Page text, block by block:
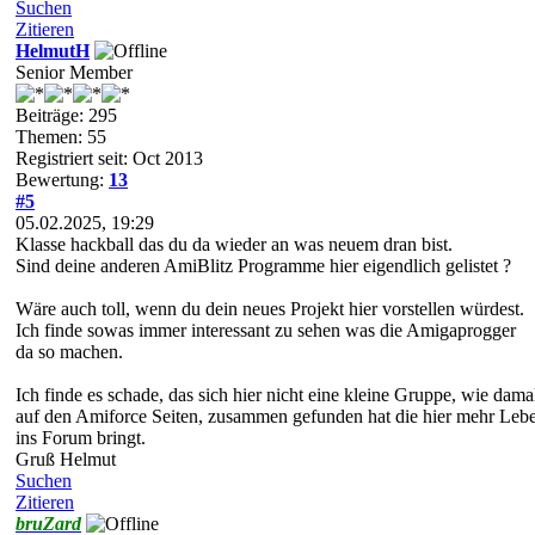
Suchen
Zitieren
HelmutH
Senior Member
Beiträge: 295
Themen: 55
Registriert seit: Oct 2013
Bewertung: 13
#5
05.02.2025, 19:29
Klasse hackball das du da wieder an was neuem dran bist.
Sind deine anderen AmiBlitz Programme hier eigendlich gelistet ?
Wäre auch toll, wenn du dein neues Projekt hier vorstellen würdest.
Ich finde sowas immer interessant zu sehen was die Amigaprogger
da so machen.
Ich finde es schade, das sich hier nicht eine kleine Gruppe, wie
auf den Amiforce Seiten, zusammen gefunden hat die hier mehr
ins Forum bringt.
Gruß Helmut
Suchen
Zitieren
bruZard